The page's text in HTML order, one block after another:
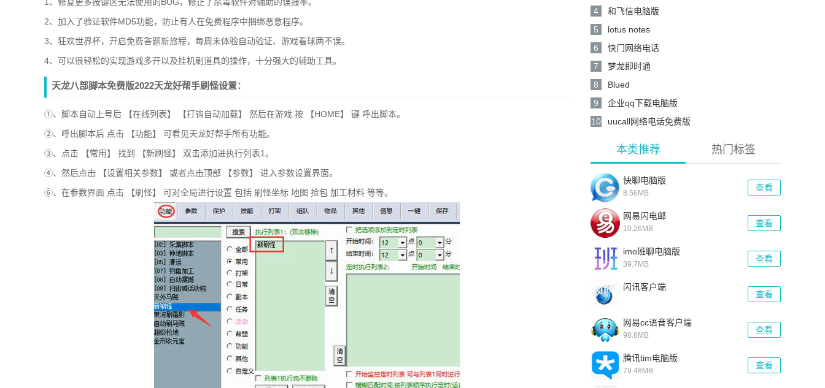
2、加入了验证软件MD5功能，防止有人在免费程序中捆绑恶意程序。
3、狂欢世界杯，开启免费答题新旅程，每周末体验自动验证、游戏看球两不误。
4、可以很轻松的实现游戏多开以及挂机刷道具的操作，十分强大的辅助工具。
天龙八部脚本免费版2022天龙好帮手刷怪设置：
①、脚本自动上号后 【在线列表】 【打钩自动加载】 然后在游戏 按 【HOME】 键 呼出脚本。
②、呼出脚本后 点击 【功能】 可看见天龙好帮手所有功能。
③、点击 【常用】 找到 【新刷怪】 双击添加进执行列表1。
④、然后点击 【设置相关参数】 或者点击顶部 【参数】 进入参数设置界面。
⑥、在参数界面 点击 【刷怪】 可对全局进行设置 包括 刷怪坐标 地图 捡包 加工材料 等等。
4
和飞信电脑版
5
lotus notes
6
快门网络电话
7
梦龙即时通
8
Blued
9
企业qq下载电脑版
10
uucall网络电话免费版
本类推荐 热门标签
查看
快聊电脑版
8.56MB
查看
网易闪电邮
10.26MB
查看
imo班聊电脑版
39.7MB
查看
闪讯客户端
查看
网易cc语音客户端
98.6MB
查看
腾讯tim电脑版
79.48MB